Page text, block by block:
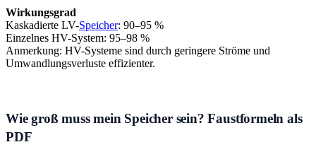
Wirkungsgrad
Kaskadierte LV-Speicher: 90–95 %
Einzelnes HV-System: 95–98 %
Anmerkung: HV-Systeme sind durch geringere Ströme und
Umwandlungsverluste effizienter.
Wie groß muss mein Speicher sein? Faustformeln als
PDF